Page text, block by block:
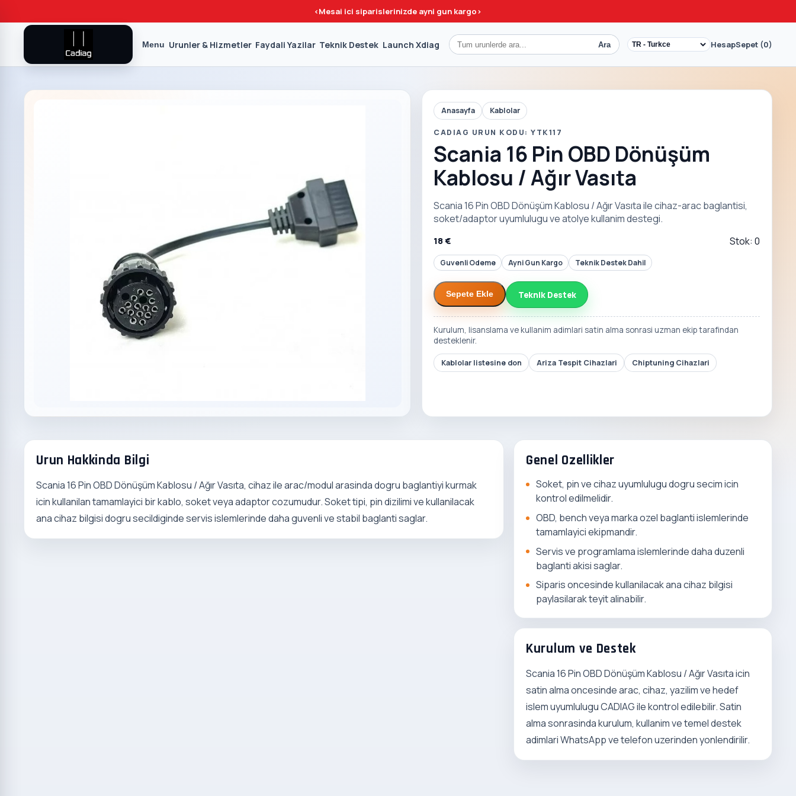
<Mesai ici siparislerinizde ayni gun kargo>
Menu Urunler & Hizmetler Faydali Yazilar Teknik Destek Launch Xdiag Ara HesapSepet (0)
Anasayfa Kablolar
CADIAG URUN KODU: YTK117
Scania 16 Pin OBD Dönüşüm
Kablosu / Ağır Vasıta
Scania 16 Pin OBD Dönüşüm Kablosu / Ağır Vasıta ile cihaz-arac baglantisi,
soket/adaptor uyumlulugu ve atolye kullanim destegi.
18 € Stok: 0
Guvenli Odeme Ayni Gun Kargo Teknik Destek Dahil
Sepete Ekle Teknik Destek
Kurulum, lisanslama ve kullanim adimlari satin alma sonrasi uzman ekip tarafindan
desteklenir.
Kablolar listesine don Ariza Tespit Cihazlari Chiptuning Cihazlari
Urun Hakkinda Bilgi
Scania 16 Pin OBD Dönüşüm Kablosu / Ağır Vasıta, cihaz ile arac/modul arasinda dogru baglantiyi kurmak
icin kullanilan tamamlayici bir kablo, soket veya adaptor cozumudur. Soket tipi, pin dizilimi ve kullanilacak
ana cihaz bilgisi dogru secildiginde servis islemlerinde daha guvenli ve stabil baglanti saglar.
Genel Ozellikler
Soket, pin ve cihaz uyumlulugu dogru secim icin
kontrol edilmelidir.
OBD, bench veya marka ozel baglanti islemlerinde
tamamlayici ekipmandir.
Servis ve programlama islemlerinde daha duzenli
baglanti akisi saglar.
Siparis oncesinde kullanilacak ana cihaz bilgisi
paylasilarak teyit alinabilir.
Kurulum ve Destek
Scania 16 Pin OBD Dönüşüm Kablosu / Ağır Vasıta icin
satin alma oncesinde arac, cihaz, yazilim ve hedef
islem uyumlulugu CADIAG ile kontrol edilebilir. Satin
alma sonrasinda kurulum, kullanim ve temel destek
adimlari WhatsApp ve telefon uzerinden yonlendirilir.